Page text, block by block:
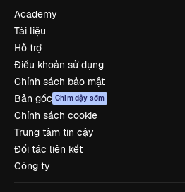
Academy
Tài liệu
Hỗ trợ
Điều khoản sử dụng
Chính sách bảo mật
Bản gốc Chim dậy sớm
Chính sách cookie
Trung tâm tin cậy
Đối tác liên kết
Công ty